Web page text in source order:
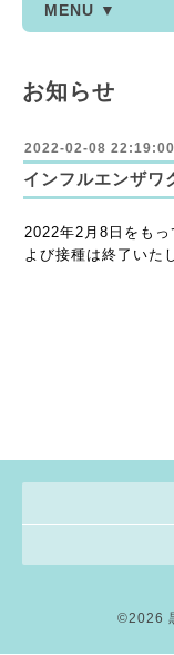
MENU ▼
お知らせ
2022-02-08 22:19:00
インフルエンザワ
2022年2月8日をも
よび接種は終了いた
©2026